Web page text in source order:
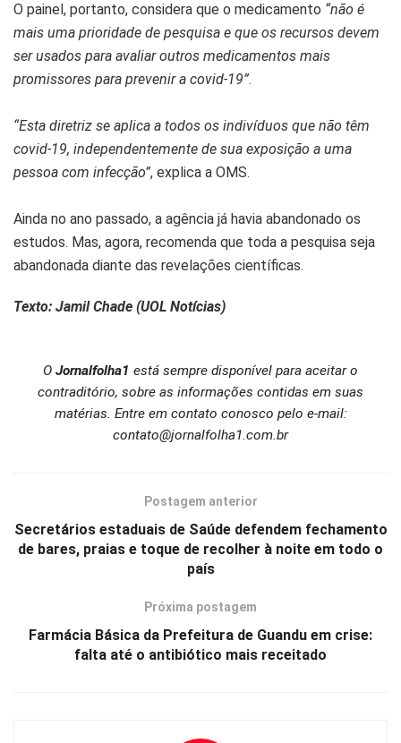
O painel, portanto, considera que o medicamento “não é
mais uma prioridade de pesquisa e que os recursos devem
ser usados para avaliar outros medicamentos mais
promissores para prevenir a covid-19”.
“Esta diretriz se aplica a todos os indivíduos que não têm
covid-19, independentemente de sua exposição a uma
pessoa com infecção”, explica a OMS.
Ainda no ano passado, a agência já havia abandonado os
estudos. Mas, agora, recomenda que toda a pesquisa seja
abandonada diante das revelações científicas.
Texto: Jamil Chade (UOL Notícias)
O Jornalfolha1 está sempre disponível para aceitar o
contraditório, sobre as informações contidas em suas
matérias. Entre em contato conosco pelo e-mail:
contato@jornalfolha1.com.br
Postagem anterior
Secretários estaduais de Saúde defendem fechamento
de bares, praias e toque de recolher à noite em todo o
país
Próxima postagem
Farmácia Básica da Prefeitura de Guandu em crise:
falta até o antibiótico mais receitado